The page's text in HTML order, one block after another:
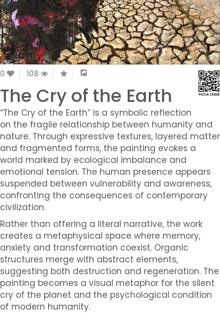
0 108
The Cry of the Earth
“The Cry of the Earth” is a symbolic reflection
on the fragile relationship between humanity and
nature. Through expressive textures, layered matter
and fragmented forms, the painting evokes a
world marked by ecological imbalance and
emotional tension. The human presence appears
suspended between vulnerability and awareness,
confronting the consequences of contemporary
civilization.
Rather than offering a literal narrative, the work
creates a metaphysical space where memory,
anxiety and transformation coexist. Organic
structures merge with abstract elements,
suggesting both destruction and regeneration. The
painting becomes a visual metaphor for the silent
cry of the planet and the psychological condition
of modern humanity.